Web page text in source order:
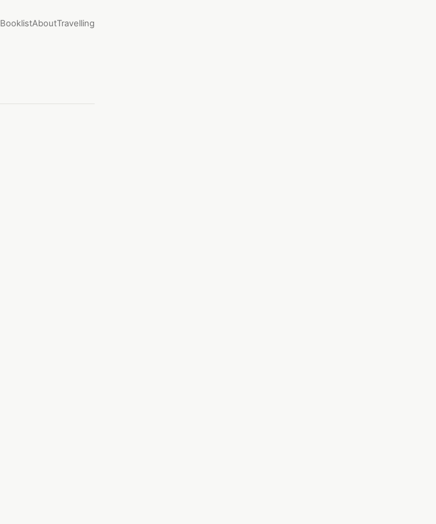
BooklistAboutTravelling